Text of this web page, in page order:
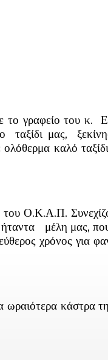
γραφείο του κ.
μας,
καλό
Ο.Κ.Α.Π.
μέλη μας,
χρόνος
ωραιότερα κάστρα